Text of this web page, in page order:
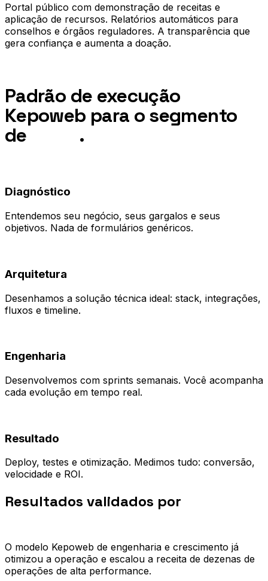
Portal público com demonstração de receitas e
aplicação de recursos. Relatórios automáticos para
conselhos e órgãos reguladores. A transparência que
gera confiança e aumenta a doação.
Padrão de execução
Kepoweb para o segmento
de
.
Diagnóstico
Entendemos seu negócio, seus gargalos e seus
objetivos. Nada de formulários genéricos.
Arquitetura
Desenhamos a solução técnica ideal: stack, integrações,
fluxos e timeline.
Engenharia
Desenvolvemos com sprints semanais. Você acompanha
cada evolução em tempo real.
Resultado
Deploy, testes e otimização. Medimos tudo: conversão,
velocidade e ROI.
Resultados validados por
O modelo Kepoweb de engenharia e crescimento já
otimizou a operação e escalou a receita de dezenas de
operações de alta performance.